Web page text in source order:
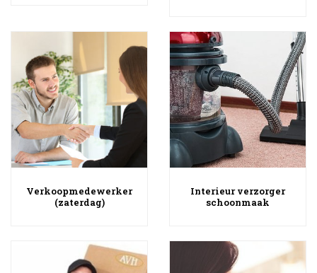
Verkoopmedewerker
(zaterdag)
Interieur verzorger
schoonmaak